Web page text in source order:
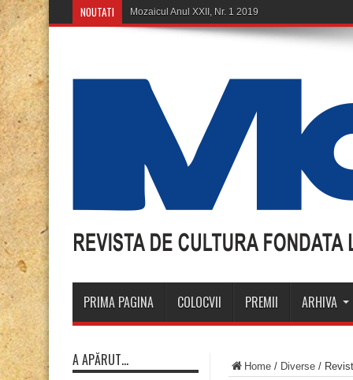
NOUTATI Mozaicul Anul XXII, Nr. 1 2019
PRIMA PAGINA COLOCVII PREMII ARHIVA
Home / Diverse /
A APĂRUT…